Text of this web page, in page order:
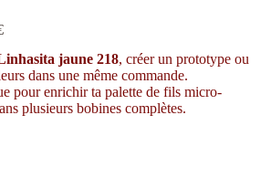
jaune 218, créer un prototype ou
dans une même commande.
pour enrichir ta palette de fils micro-
plusieurs bobines complètes.